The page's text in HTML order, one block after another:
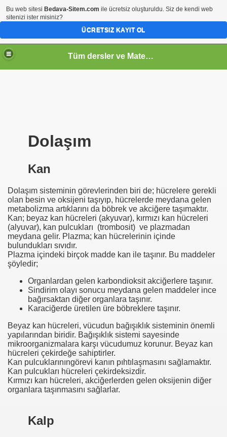
Tüm dersler ve Matematik
Dolaşım
Kan
Dolaşım sisteminin görevlerinden biri de; hücrelere gerekli
olan besin ve oksijeni taşıyıp, hücrelerde meydana gelen
metabolizma artıklarını da böbrek ve akciğere taşımaktır.
Kan; beyaz kan hücreleri (akyuvar), kırmızı kan hücreleri
(alyuvar), kan pulcukları (trombosit) ve plazmadan
meydana gelir. Plazma; kan hücrelerinin içinde
bulundukları sıvıdır.
Plazma içindeki birçok madde kan ile taşınır. Bu maddeler
şöyledir;
Organlardan gelen karbondioksit akciğerlere taşınır.
Sindirim olayı sonucu meydana gelen maddeler ince
bağırsaktan diğer organlara taşınır.
Karaciğerde üretilen üre böbreklere taşınır.
Beyaz kan hücreleri, vücudun bağışıklık sisteminin önemli
yapılarından biridir. Bağışıklık sistemi sayesinde
mikroorganizmalara karşı vücudumuz korunur. Beyaz kan
hücreleri çekirdeğe sahiptirler.
Kan pulcuklarınıngörevi kanın pıhtılaşmasını sağlamaktır.
Kan pulcukları hücreleri çekirdeksizdir.
Kırmızı kan hücreleri, akciğerlerden gelen oksijenin diğer
organlara taşınmasını sağlarlar.
Kalp
Bu web sitesi Bedava-Sitem.com ile ücretsiz oluşturuldu. Siz de kendi web
sitenizi ister misiniz?
ÜCRETSIZ KAYIT OL